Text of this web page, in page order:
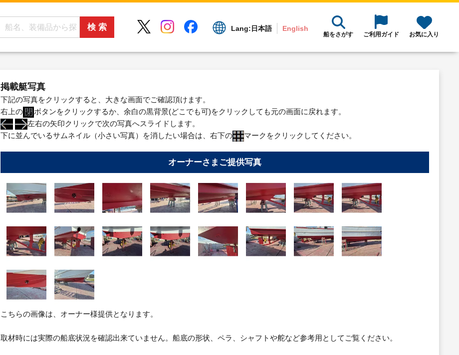
Lang: 日本語 English
船をさがす ご利用ガイド お気に入り
掲載艇写真
下記の写真をクリックすると、大きな画面でご確認頂けます。
右上の
ボタンをクリックするか、余白の黒背景(どこでも可)をクリックしても元の画面に戻れます。
左右の矢印クリックで次の写真へスライドします。
下に並んでいるサムネイル（小さい写真）を消したい場合は、右下の
マークをクリックしてください。
オーナーさまご提供写真
こちらの画像は、オーナー様提供となります。
取材時には実際の船底状況を確認出来ていません。船底の形状、ペラ、シャフトや舵など参考用としてご覧ください。